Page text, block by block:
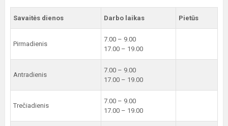
Savaitės dienos Darbo laikas Pietūs
Pirmadienis
7.00 – 9.00
17.00 – 19.00
Antradienis
7.00 – 9.00
17.00 – 19.00
Trečiadienis
7.00 – 9.00
17.00 – 19.00